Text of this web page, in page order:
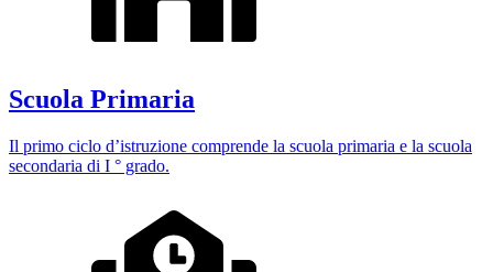
Scuola Primaria
Il primo ciclo d’istruzione comprende la scuola primaria e la scuola
secondaria di I ° grado.